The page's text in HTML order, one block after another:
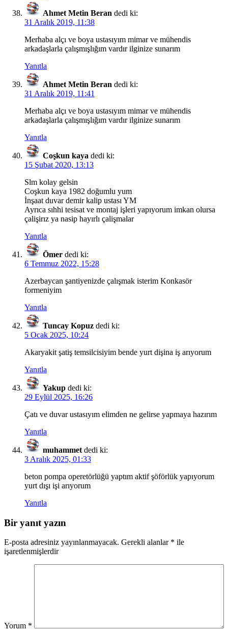
Ahmet Metin Beran dedi ki:
31 Aralık 2019, 11:38
Merhaba alçı ve boya ustasıyım mimar ve mühendis
arkadaşlarla çalışmışlığım vardır ilginize sunarım
Yanıtla
Ahmet Metin Beran dedi ki:
31 Aralık 2019, 11:41
Merhaba alçı ve boya ustasıyım mimar ve mühendis
arkadaşlarla çalışmışlığım vardır ilginize sunarım
Yanıtla
Coşkun kaya dedi ki:
15 Şubat 2020, 13:13
Slm kolay gelsin
Coşkun kaya 1982 doğumlu yum
İnşaat duvar demir kalip ustası YM
Ayrıca sıhhi tesisat ve montaj işleri yapıyorum imkan olursa
çalişirız ya nasip hayırlı çalişmalar
Yanıtla
Ömer dedi ki:
6 Temmuz 2022, 15:28
Azerbaycan şantiyenizde çalışmak isterim Konkasör
formeniyim
Yanıtla
Tuncay Kopuz dedi ki:
5 Ocak 2025, 10:24
Akaryakit şatiş temsilcisiyim bende yurt dişina iş arıyorum
Yanıtla
Yakup dedi ki:
29 Eylül 2025, 16:26
Çatı ve duvar ustasıyım elimden ne gelirse yapmaya hazırım
Yanıtla
muhammet dedi ki:
3 Aralık 2025, 01:33
beton pompa operetörlüğü yaptım aktif şöförlük yapıyorum
yurt dışı işi arıyorum
Yanıtla
Bir yanıt yazın
E-posta adresiniz yayınlanmayacak. Gerekli alanlar * ile
işaretlenmişlerdir
Yorum *